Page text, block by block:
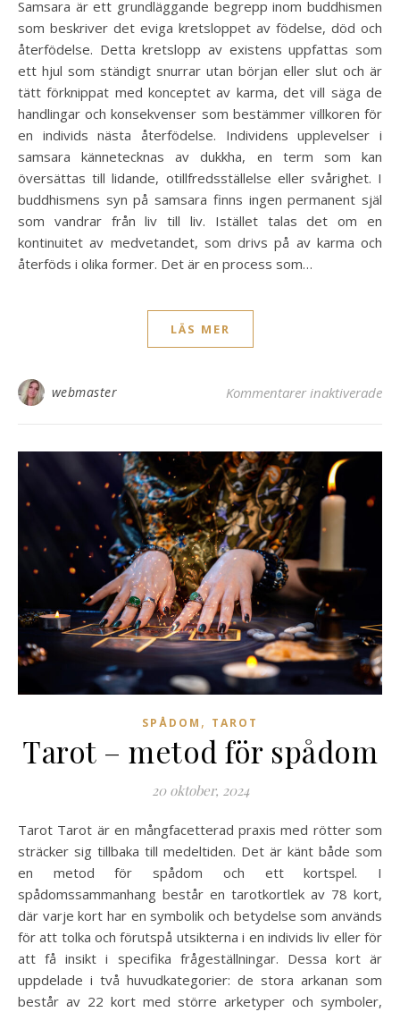
Samsara är ett grundläggande begrepp inom buddhismen
som beskriver det eviga kretsloppet av födelse, död och
återfödelse. Detta kretslopp av existens uppfattas som
ett hjul som ständigt snurrar utan början eller slut och är
tätt förknippat med konceptet av karma, det vill säga de
handlingar och konsekvenser som bestämmer villkoren för
en individs nästa återfödelse. Individens upplevelser i
samsara kännetecknas av dukkha, en term som kan
översättas till lidande, otillfredsställelse eller svårighet. I
buddhismens syn på samsara finns ingen permanent själ
som vandrar från liv till liv. Istället talas det om en
kontinuitet av medvetandet, som drivs på av karma och
återföds i olika former. Det är en process som…
LÄS MER
webmaster Kommentarer inaktiverade
SPÅDOM , TAROT
Tarot – metod för spådom
20 oktober, 2024
Tarot Tarot är en mångfacetterad praxis med rötter som
sträcker sig tillbaka till medeltiden. Det är känt både som
en metod för spådom och ett kortspel. I
spådomssammanhang består en tarotkortlek av 78 kort,
där varje kort har en symbolik och betydelse som används
för att tolka och förutspå utsikterna i en individs liv eller för
att få insikt i specifika frågeställningar. Dessa kort är
uppdelade i två huvudkategorier: de stora arkanan som
består av 22 kort med större arketyper och symboler,